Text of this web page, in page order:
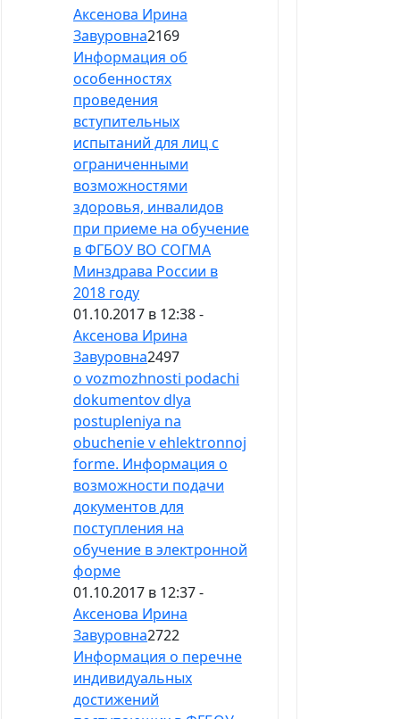
Аксенова Ирина
Завуровна2169
Информация об
особенностях
проведения
вступительных
испытаний для лиц с
ограниченными
возможностями
здоровья, инвалидов
при приеме на обучение
в ФГБОУ ВО СОГМА
Минздрава России в
2018 году
01.10.2017 в 12:38 -
Аксенова Ирина
Завуровна2497
o vozmozhnosti podachi
dokumentov dlya
postupleniya na
obuchenie v ehlektronnoj
forme. Информация о
возможности подачи
документов для
поступления на
обучение в электронной
форме
01.10.2017 в 12:37 -
Аксенова Ирина
Завуровна2722
Информация о перечне
индивидуальных
достижений